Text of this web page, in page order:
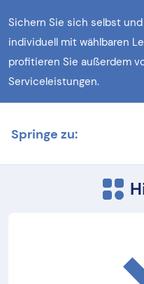
Sichern Sie sich selbst
individuell mit wählbaren
profitieren Sie außerdem
Serviceleistungen.
Springe zu: